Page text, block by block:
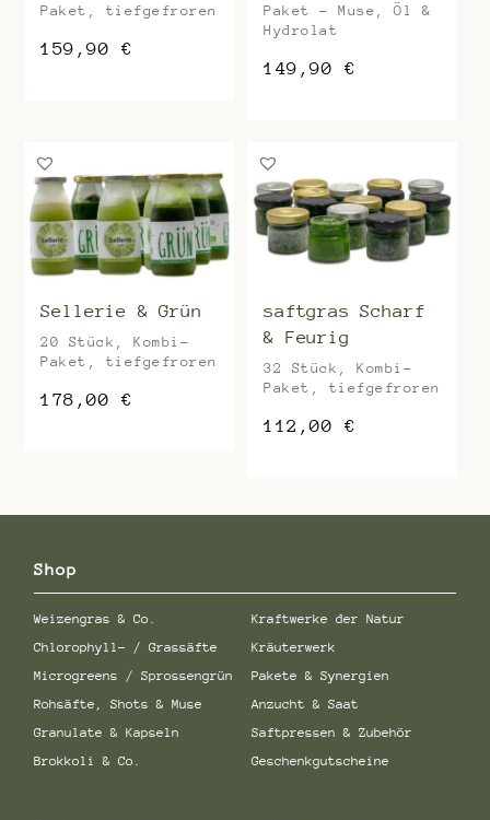
Paket, tiefgefroren
159,90 €
Paket – Muse, Öl &
Hydrolat
149,90 €
Sellerie & Grün
20 Stück, Kombi-
Paket, tiefgefroren
178,00 €
saftgras Scharf
& Feurig
32 Stück, Kombi-
Paket, tiefgefroren
112,00 €
Shop
Weizengras & Co.
Chlorophyll- / Grassäfte
Microgreens / Sprossengrün
Rohsäfte, Shots & Muse
Granulate & Kapseln
Brokkoli & Co.
Kraftwerke der Natur
Kräuterwerk
Pakete & Synergien
Anzucht & Saat
Saftpressen & Zubehör
Geschenkgutscheine